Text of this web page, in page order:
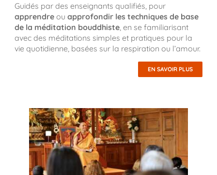
Guidés par des enseignants qualifiés, pour
apprendreou approfondir les techniques de base
de la méditation bouddhiste, en se familiarisant
avec des méditations simples et pratiques pour la
vie quotidienne, basées sur la respiration ou l’amour.
EN SAVOIR PLUS